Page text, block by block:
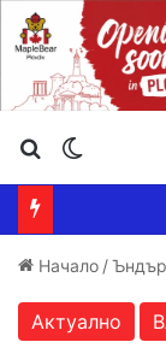
Търсене ...
Начало /
Актуално